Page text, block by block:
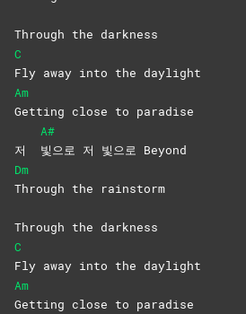
Through the darkness
C
Fly away into the daylight
Am
Getting close to paradise
저
A#
빛으로 저 빛으로 Beyond
Dm
Through the rainstorm
Through the darkness
C
Fly away into the daylight
Am
Getting close to paradise